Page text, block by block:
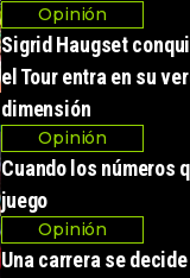
Opinión
Sigrid Haugset
el Tour entra en su
dimensión
Opinión
Cuando los números
juego
Opinión
Una carrera se